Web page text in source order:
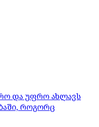
და უფრო ახლავს
როგორც